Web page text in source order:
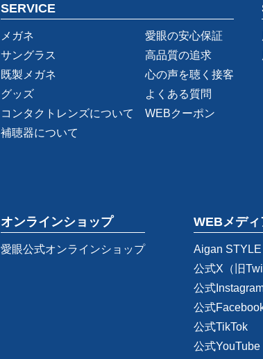
SERVICE
メガネ
サングラス
既製メガネ
グッズ
コンタクトレンズについて
補聴器について
愛眼の安心保証
高品質の追求
心の声を聴く接客
よくある質問
WEBクーポン
オンラインショップ
愛眼公式オンラインショップ
WEBメディ
Aigan STYLE
公式X（旧
公式
公式
公式TikTok
公式YouTube